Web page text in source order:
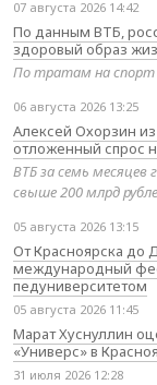
07 августа 2026 14:42
По данным ВТБ,
здоровый образ
По тратам на спорт
06 августа 2026 13:25
Алексей Охорзин
отложенный спрос
ВТБ за семь месяцев
свыше 200 млрд
05 августа 2026 13:15
От Красноярска до
международный
педуниверситетом
05 августа 2026 11:45
Марат Хуснуллин
«Универс» в
31 июля 2026 12:28